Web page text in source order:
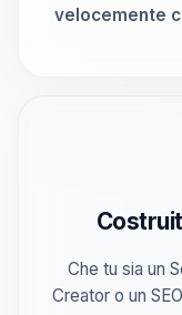
velocemente
Che tu sia un
Creator o un